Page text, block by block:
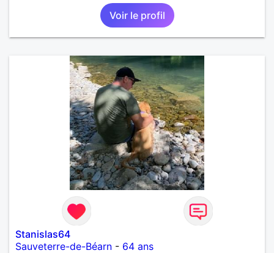
Voir le profil
Stanislas64
Sauveterre-de-Béarn - 64 ans